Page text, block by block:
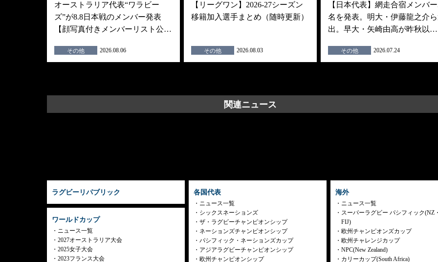
オーストラリア代表“ワラビー
ズ”が8.8日本戦のメンバー発表
【顔写真付きメンバーリスト公…
その他 2026.08.06
【リーグワン】2026-27シーズン
移籍加入選手まとめ（随時更新）
その他 2026.08.03
【日本代表】網走合宿メンバ
名を発表。明大・伊藤龍之介
出。早大・矢崎由高が昨秋以…
その他 2026.07.24
関連ニュース
ラグビーリパブリック
ワールドカップ
ニュース一覧
2027オーストラリア大会
2025女子大会
2023フランス大会
各国代表
ニュース一覧
シックスネーションズ
ザ・ラグビーチャンピオンシップ
ネーションズチャンピオンシップ
パシフィック・ネーションズカップ
アジアラグビーチャンピオンシップ
欧州チャンピオンシップ
海外
ニュース一覧
スーパーラグビー パシフィック(NZ
FIJ)
欧州チャンピオンズカップ
欧州チャレンジカップ
NPC(New Zealand)
カリーカップ(South Africa)